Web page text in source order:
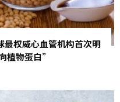
权威心血管机构首次明
植物蛋白”